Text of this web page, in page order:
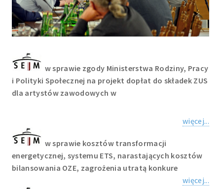
w sprawie zgody Ministerstwa Rodziny, Pracy
i Polityki Społecznej na projekt dopłat do składek ZUS
dla artystów zawodowych w
więcej...
w sprawie kosztów transformacji
energetycznej, systemu ETS, narastających kosztów
bilansowania OZE, zagrożenia utratą konkure
więcej...